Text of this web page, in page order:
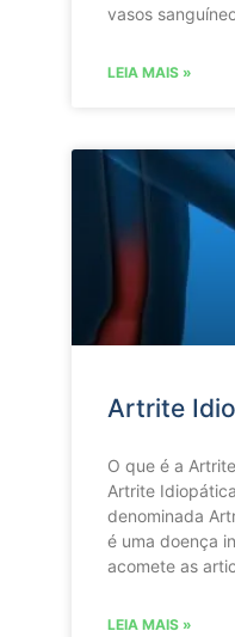
vasos
LEIA MAIS »
Artrite
O que é a
Artrite
denominada
é uma doença
acomete as
LEIA MAIS »